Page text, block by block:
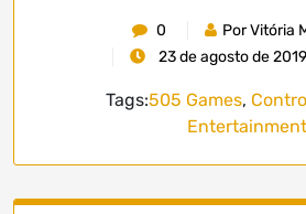
0
Por Vitória
23 de agosto de
Tags:505 Games,
Entertainment